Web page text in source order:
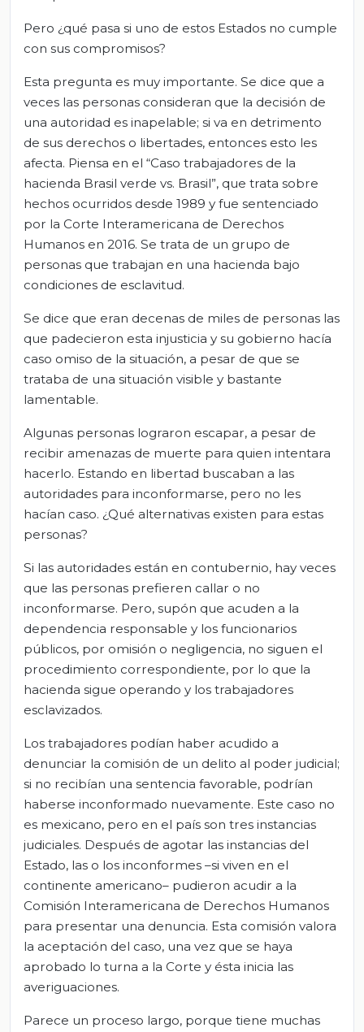
Pero ¿qué pasa si uno de estos Estados no cumple
con sus compromisos?
Esta pregunta es muy importante. Se dice que a
veces las personas consideran que la decisión de
una autoridad es inapelable; si va en detrimento
de sus derechos o libertades, entonces esto les
afecta. Piensa en el “Caso trabajadores de la
hacienda Brasil verde vs. Brasil”, que trata sobre
hechos ocurridos desde 1989 y fue sentenciado
por la Corte Interamericana de Derechos
Humanos en 2016. Se trata de un grupo de
personas que trabajan en una hacienda bajo
condiciones de esclavitud.
Se dice que eran decenas de miles de personas las
que padecieron esta injusticia y su gobierno hacía
caso omiso de la situación, a pesar de que se
trataba de una situación visible y bastante
lamentable.
Algunas personas lograron escapar, a pesar de
recibir amenazas de muerte para quien intentara
hacerlo. Estando en libertad buscaban a las
autoridades para inconformarse, pero no les
hacían caso. ¿Qué alternativas existen para estas
personas?
Si las autoridades están en contubernio, hay veces
que las personas prefieren callar o no
inconformarse. Pero, supón que acuden a la
dependencia responsable y los funcionarios
públicos, por omisión o negligencia, no siguen el
procedimiento correspondiente, por lo que la
hacienda sigue operando y los trabajadores
esclavizados.
Los trabajadores podían haber acudido a
denunciar la comisión de un delito al poder judicial;
si no recibían una sentencia favorable, podrían
haberse inconformado nuevamente. Este caso no
es mexicano, pero en el país son tres instancias
judiciales. Después de agotar las instancias del
Estado, las o los inconformes –si viven en el
continente americano– pudieron acudir a la
Comisión Interamericana de Derechos Humanos
para presentar una denuncia. Esta comisión valora
la aceptación del caso, una vez que se haya
aprobado lo turna a la Corte y ésta inicia las
averiguaciones.
Parece un proceso largo, porque tiene muchas